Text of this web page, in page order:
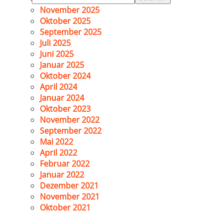
nach:
November 2025
Oktober 2025
September 2025
Juli 2025
Juni 2025
Januar 2025
Oktober 2024
April 2024
Januar 2024
Oktober 2023
November 2022
September 2022
Mai 2022
April 2022
Februar 2022
Januar 2022
Dezember 2021
November 2021
Oktober 2021